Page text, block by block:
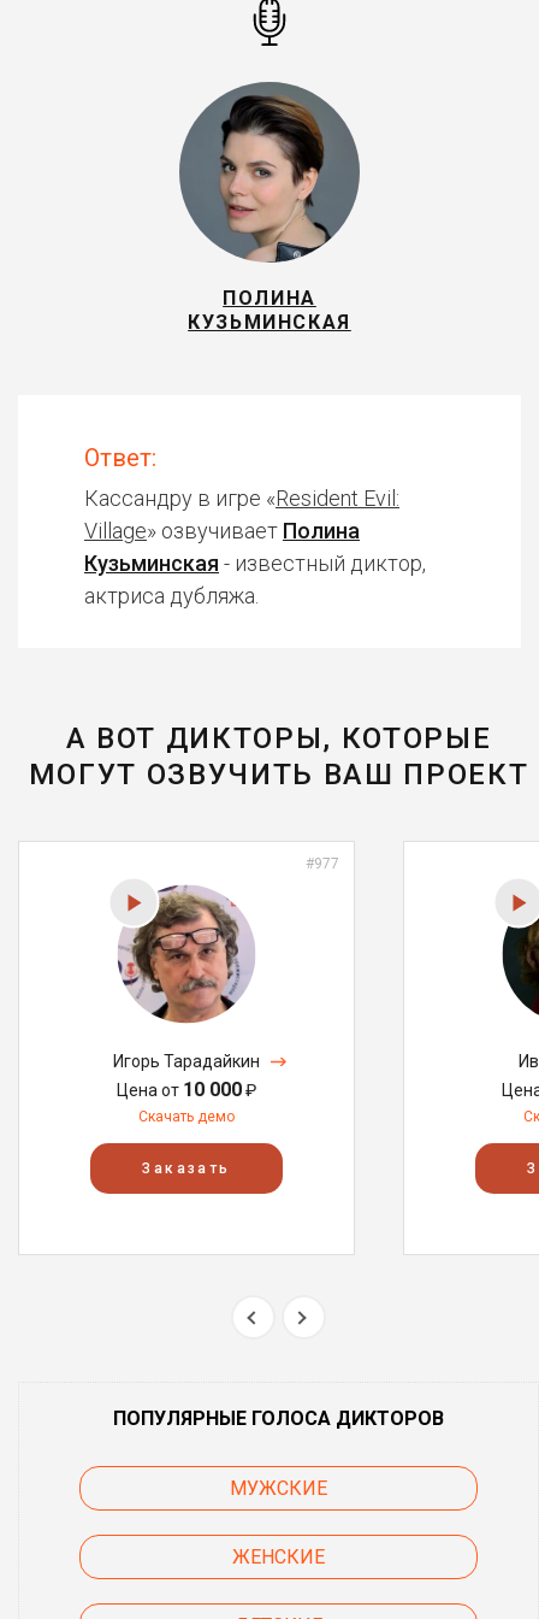
ПОЛИНА
КУЗЬМИНСКАЯ
Ответ:
Кассандру в игре «Resident Evil:
Village» озвучивает Полина
Кузьминская - известный диктор,
актриса дубляжа.
А ВОТ ДИКТОРЫ, КОТОРЫЕ
МОГУТ ОЗВУЧИТЬ ВАШ ПРОЕКТ
#977
Игорь Тарадайкин
Цена от 10 000₽
Скачать демо
Заказать
ПОПУЛЯРНЫЕ ГОЛОСА ДИКТОРОВ
МУЖСКИЕ
ЖЕНСКИЕ